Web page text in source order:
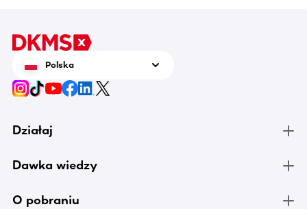
Polska
Działaj
Dawka wiedzy
O pobraniu